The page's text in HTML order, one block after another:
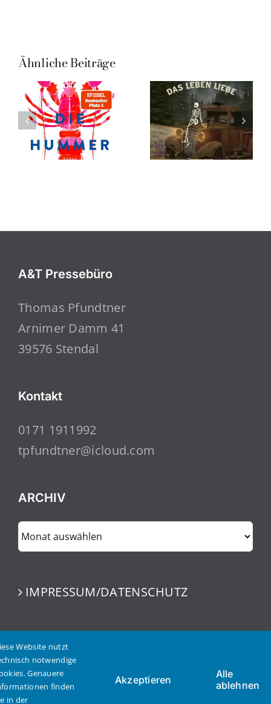
Ähnliche Beiträge
A&T Pressebüro
Thomas Pfundtner
Arnimer Damm 41
39576 Stendal
Kontakt
0171 1911992
tpfundtner@icloud.com
ARCHIV
ARCHIV
IMPRESSUM/DATENSCHUTZ
Website nutzt
notwendige
Genauere
finden
in der
Akzeptieren
Alle
ablehnen